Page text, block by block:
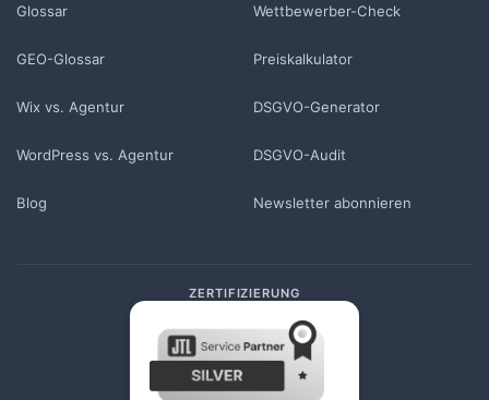
Glossar
GEO-Glossar
Wix vs. Agentur
WordPress vs. Agentur
Blog
Wettbewerber-Check
Preiskalkulator
DSGVO-Generator
DSGVO-Audit
Newsletter abonnieren
ZERTIFIZIERUNG